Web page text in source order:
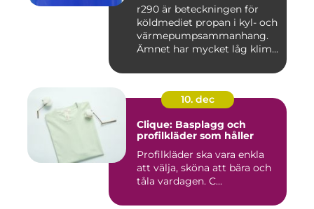
r290 är beteckningen för
köldmediet propan i kyl- och
värmepumpsammanhang.
Ämnet har mycket låg klim...
10. dec
Clique: Basplagg och
profilkläder som håller
Profilkläder ska vara enkla
att välja, sköna att bära och
tåla vardagen. C...